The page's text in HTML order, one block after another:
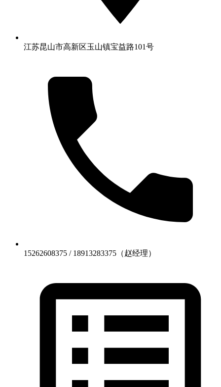
江苏昆山市高新区玉山镇宝益路101号
15262608375 / 18913283375（赵经理）